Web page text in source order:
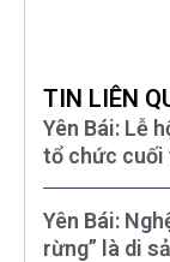
TIN LIÊN
Yên Bái: Lễ
tổ chức cuối
Yên Bái:
rừng” là di